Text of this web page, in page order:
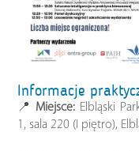
Informacje
📍 Miejsce: Elbląski
1, sala 220 (I piętro),